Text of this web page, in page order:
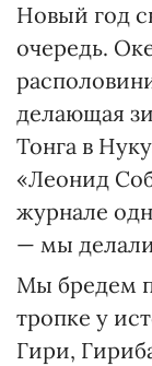
Новый год
очередь.
делающая
Тонга в
«Леонид
журнале
— мы делали
Мы бредем
тропке у
Гири,